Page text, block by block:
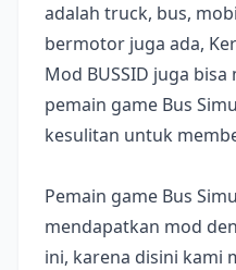
adalah truck, bus,
bermotor juga ada,
Mod BUSSID juga
pemain game Bus
kesulitan untuk
Pemain game Bus
mendapatkan mod
ini, karena disini kami